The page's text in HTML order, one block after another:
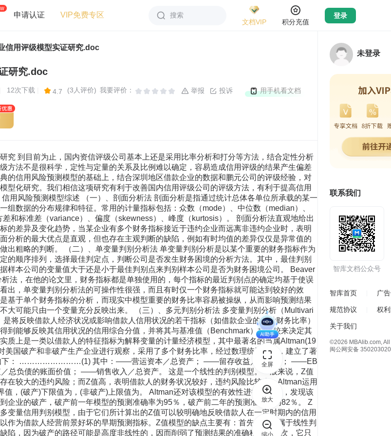
申请认证 VIP免费专区
搜索
文档VIP
积分充值
登录
信用评级模型实证研究.doc
研究.doc
12次下载 4.7 (3人评价) 我要评价： 投诉
举报 用手机看文档
究 到目前为止，国内资信评级公司基本上还是采用比率分析和打分等方法，结合定性分析
方法不是很科学，定性与定量的关系及比例难以确定，容易造成信用评级的结果产生偏差
的信用风险预测模型的基础上，结合深圳地区借款企业的数据和鹏元公司的评级经验，对
型化研究。我们相信这项研究有利于改善国内信用评级公司的评级方法，有利于提高信用
用风险预测模型综述 （一）、剖面分析法 剖面分析是指通过统计总体各单位所承载的某一
组数据的分布规律和特征。常用的计量指标包括：众数（mode）、中位数（median）、
和标准差（variance）、偏度（skewness）、峰度（kurtosis）。 剖面分析法直观地给出
的差异及变化趋势，当某企业有多个财务指标接近于违约企业而远离非违约企业时，表明
分析的最大优点是直观，但也存在主观判断的缺陷，例如有时均值的差异仅仅是异常值的
出粗略的判断。 （二）、单变量判别分析法 单变量判别分析是以某个重要的财务指标作为
的顺序排列，选择最佳判定点，判断公司是否发生财务困境的分析方法。其中，最佳判别
样本公司的变量值大于还是小于最佳判别点来判别样本公司是否为财务困境公司。 Beaver
析法，在他的论文里，财务指标都是单独使用的，每个指标的最近判别点的确定均基于使误
出，单变量判别分析法的可操作性很强，而且有时仅一个财务指标就可能达到较好的效
基于单个财务指标的分析，而现实中模型重要的财务比率容易被操纵，从而影响预测结果
大可能只由一个变量充分反映出来。 （三）、多元判别分析法 多变量判别分析（Multivari
将反映借款人经济状况或影响借款人信用状况的若干指标（如借款企业的各种财务比率）
到能够反映其信用状况的信用综合分值，并将其与基准值（Benchmark）相比较来决定其
质上是一类以借款人的特征指标为解释变量的计量经济模型，其中最著名的当属Altman(19
美国破产和非破产生产企业进行观察，采用了多个财务比率，经过数理统计筛选，建立了著
如下： ……………………(1) 其中：——营运资本／总资产； ——留存收益／总资产； ——EB
总负债的账面价值； ——销售收入／总资产。 这是一个线性的判别模型。一般来说，Z值
在较大的违约风险；而Z值高，表明借款人的财务状况较好，违约风险比较小。Altman运用
值，(破产)下限值为，(非破产)上限值为。 Altman还对该模型的有效性进行了检验，发现该
企业的破产，破产前一年模型的预测准确率为95％，破产前二年的预测准确率为82％。 Z
变量信用判别模型，由于它们所计算出的Z值可以较明确地反映借款人在一定时期内的信用
作为借款人经营前景好坏的早期预测指标。Z值模型的缺点主要有：首先，模型属于线性判
陷，因为破产的路径可能是高度非线性的，因而削弱了预测结果的准确程度；其次，它只
未登录
联系我们
智库文档公众号
智库首页 广
规范协议 权
关于我们
©2026 MBAlib.com,
闽公网安备
全屏
放大
缩小